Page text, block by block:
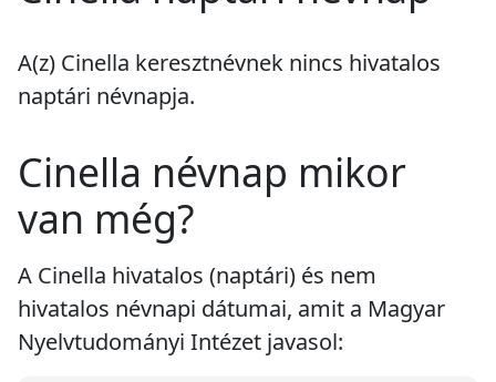
A(z) Cinella keresztnévnek nincs hivatalos
naptári névnapja.
Cinella névnap mikor
van még?
A Cinella hivatalos (naptári) és nem
hivatalos névnapi dátumai, amit a Magyar
Nyelvtudományi Intézet javasol: